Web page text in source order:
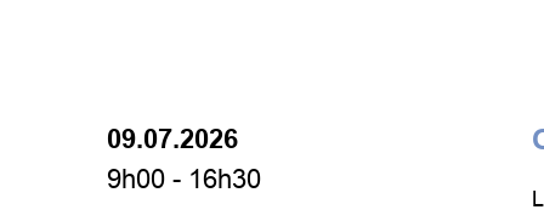
09.07.2026
9h00 - 16h30